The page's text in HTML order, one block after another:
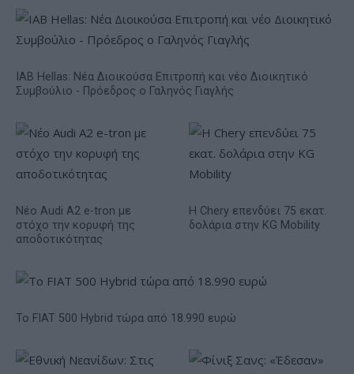
IAB Hellas: Νέα Διοικούσα Επιτροπή και νέο Διοικητικό
Συμβούλιο - Πρόεδρος ο Γαληνός Γιαγλής
Νέο Audi A2 e-tron με
στόχο την κορυφή της
αποδοτικότητας
Η Chery επενδύει 75 εκατ.
δολάρια στην KG Mobility
Το FIAT 500 Hybrid τώρα από 18.990 ευρώ